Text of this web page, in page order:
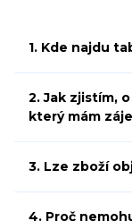
1. Kde najdu
2. Jak zjistím,
který mám
3. Lze zboží
4. Proč